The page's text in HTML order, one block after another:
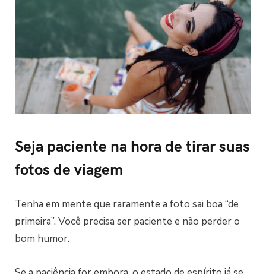
Seja paciente na hora de tirar suas
fotos de viagem
Tenha em mente que raramente a foto sai boa “de
primeira”. Você precisa ser paciente e não perder o
bom humor.